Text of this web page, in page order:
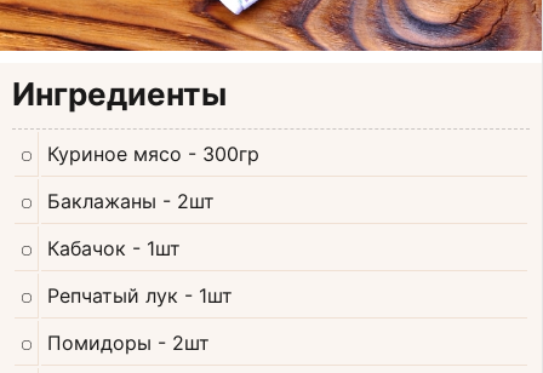
Ингредиенты
Куриное мясо - 300гр
Баклажаны - 2шт
Кабачок - 1шт
Репчатый лук - 1шт
Помидоры - 2шт